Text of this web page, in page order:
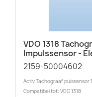
VDO 1318
Impulssensor -
2159-50004602
Activ Tachograaf pulssensor
Compatibel tot: VDO 1318